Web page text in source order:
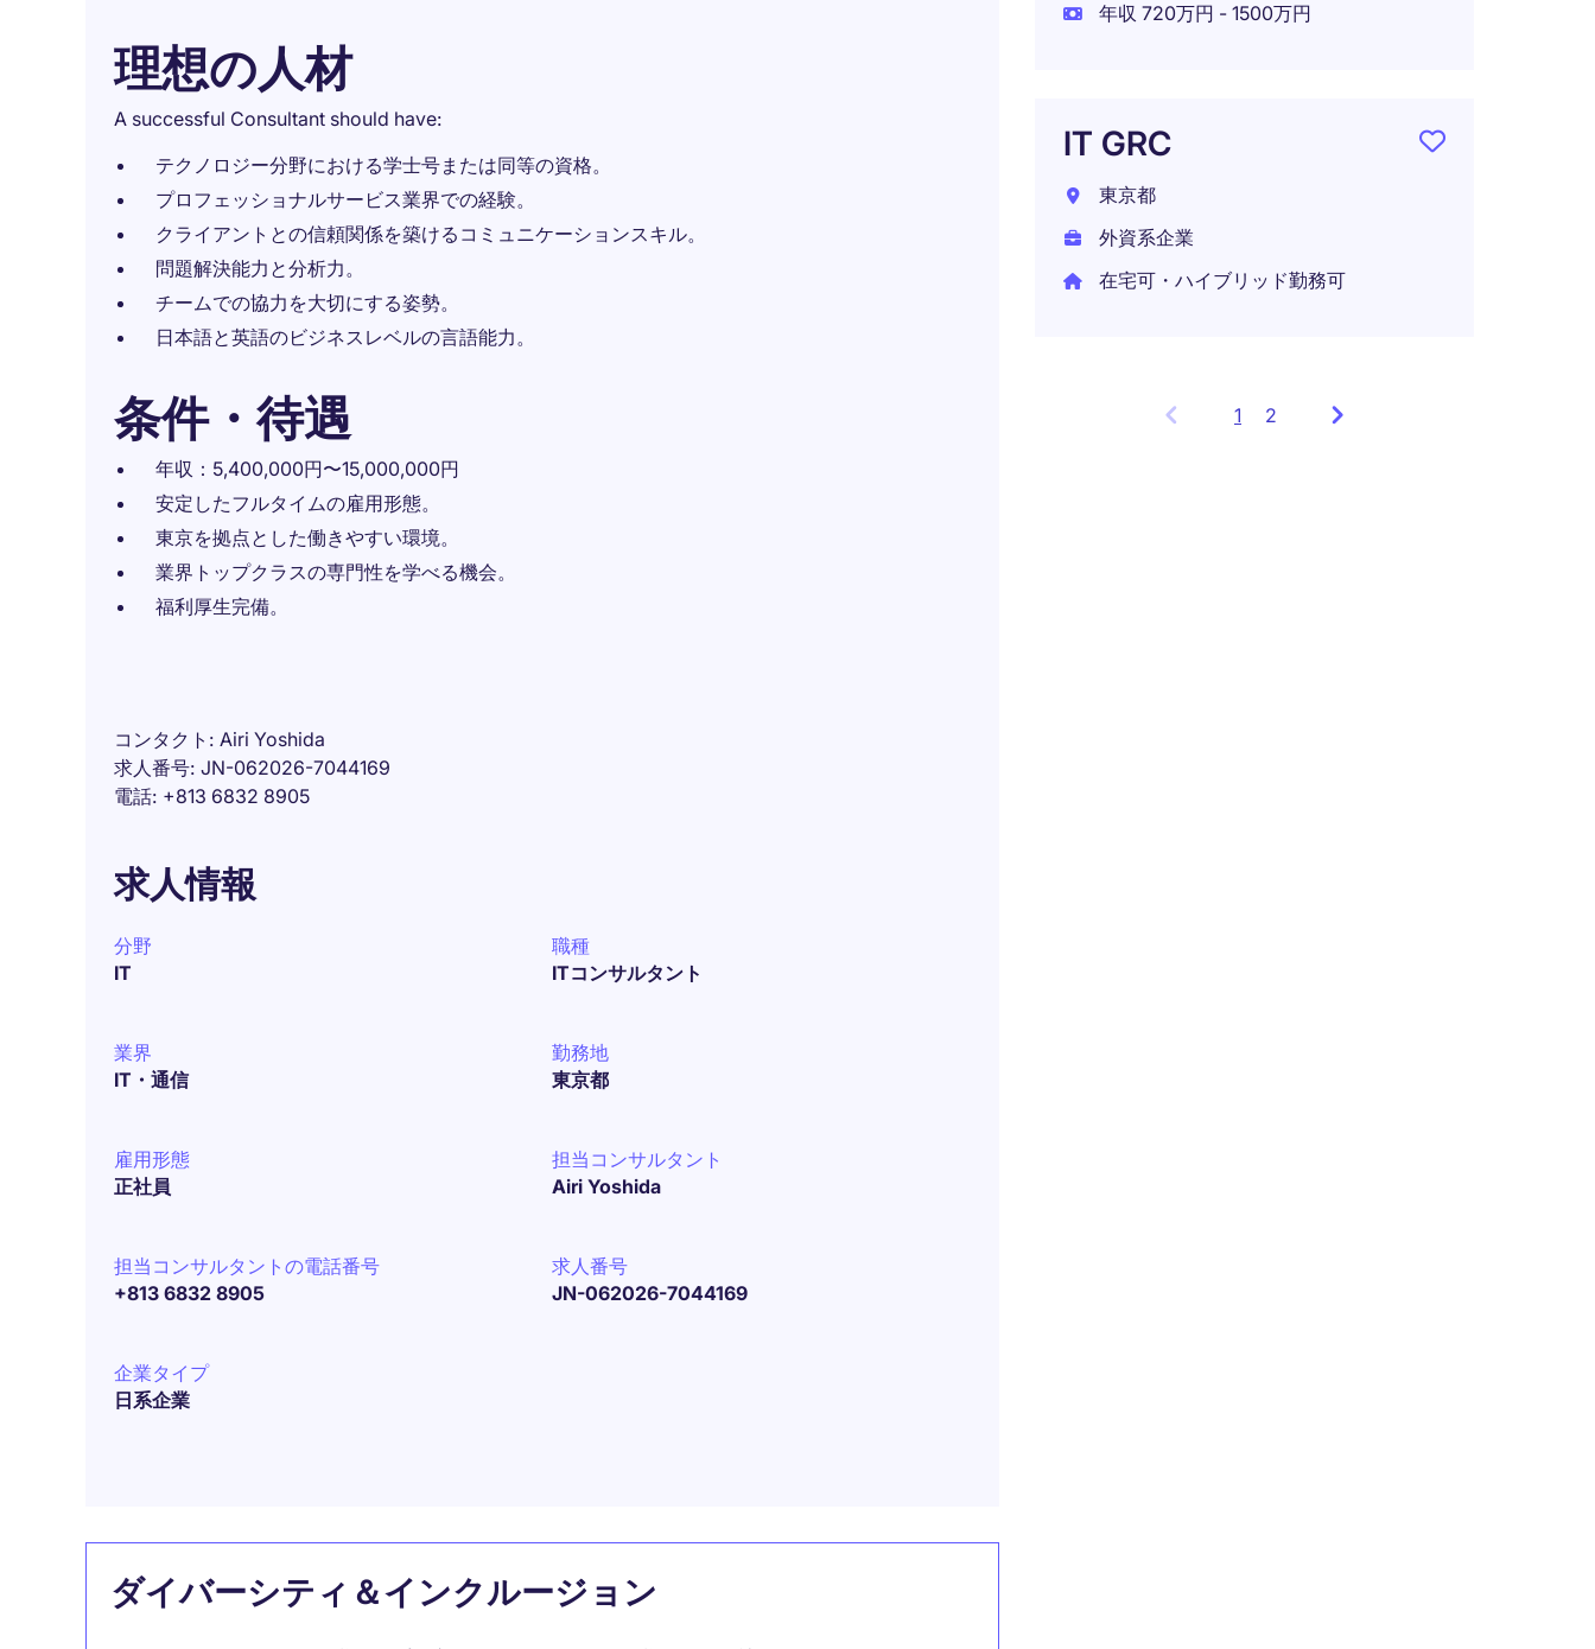
理想の人材
A successful Consultant should have:
テクノロジー分野における学士号または同等の資格。
プロフェッショナルサービス業界での経験。
クライアントとの信頼関係を築けるコミュニケーションスキル。
問題解決能力と分析力。
チームでの協力を大切にする姿勢。
日本語と英語のビジネスレベルの言語能力。
条件・待遇
年収：5,400,000円〜15,000,000円
安定したフルタイムの雇用形態。
東京を拠点とした働きやすい環境。
業界トップクラスの専門性を学べる機会。
福利厚生完備。
コンタクト
Airi Yoshida
求人番号 JN-062026-7044169
電話 +813 6832 8905
求人情報
分野
IT
職種
ITコンサルタント
業界
IT・通信
勤務地
東京都
雇用形態
正社員
担当コンサルタント
Airi Yoshida
担当コンサルタントの電話番号
+813 6832 8905
求人番号
JN-062026-7044169
企業タイプ
日系企業
ダイバーシティ＆インクルージョン
年収 720万円 - 1500万円
IT GRC
東京都
外資系企業
在宅可・ハイブリッド勤務可
1 Showing
2